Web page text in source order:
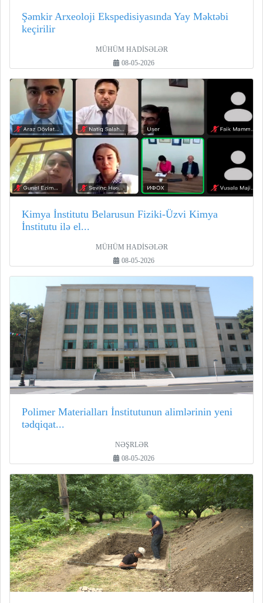
Şəmkir Arxeoloji Ekspedisiyasında Yay Məktəbi
keçirilir
MÜHÜM HADİSƏLƏR
08-05-2026
Kimya İnstitutu Belarusun Fiziki-Üzvi Kimya
İnstitutu ilə el...
MÜHÜM HADİSƏLƏR
08-05-2026
Polimer Materialları İnstitutunun alimlərinin yeni
tədqiqat...
NƏŞRLƏR
08-05-2026